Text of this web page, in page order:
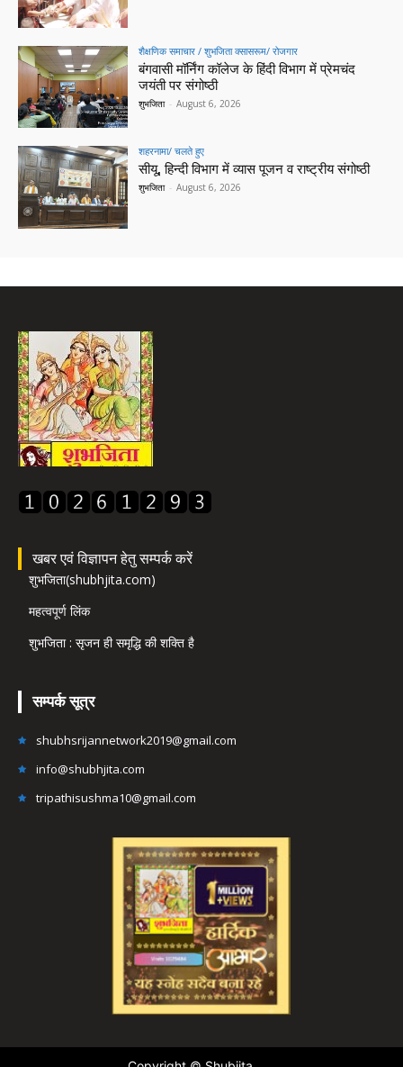
शैक्षणिक समाचार / शुभजिता क्सासरूम/ रोजगार
बंगवासी मॉर्निंग कॉलेज के हिंदी विभाग में प्रेमचंद
जयंती पर संगोष्ठी
शुभजिता - August 6, 2026
शहरनामा/ चलते हुए
सीयू, हिन्दी विभाग में व्यास पूजन व राष्ट्रीय संगोष्ठी
शुभजिता - August 6, 2026
खबर एवं विज्ञापन हेतु सम्पर्क करें
शुभजिता(shubhjita.com)
महत्वपूर्ण लिंक
शुभजिता : सृजन ही समृद्धि की शक्ति है
सम्पर्क सूत्र
shubhsrijannetwork2019@gmail.com
info@shubhjita.com
tripathisushma10@gmail.com